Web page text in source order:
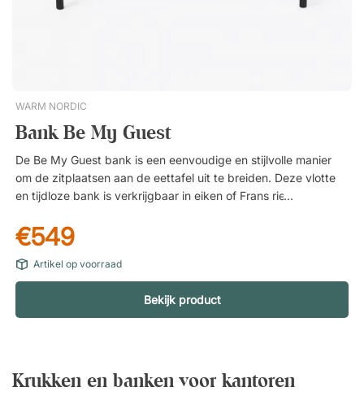
Vervaardigd in Zweden met grote zorg voor detail en kwaliteit
Iconisch design uit de jaren 50.
WARM NORDIC
Bank Be My Guest
De Be My Guest bank is een eenvoudige en stijlvolle manier
om de zitplaatsen aan de eettafel uit te breiden. Deze vlotte
en tijdloze bank is verkrijgbaar in eiken of Frans riet, en staat
zwart, gelakt staal. Bankblad in massief eiken of Frans riet.
€549
Artikel op voorraad
Bekijk product
Krukken en banken voor kantoren